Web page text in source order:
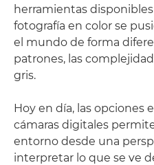
herramientas
fotografía en color se
el mundo de forma
patrones, las
gris.
Hoy en día, las opciones
cámaras digitales
entorno desde una
interpretar lo que se ve